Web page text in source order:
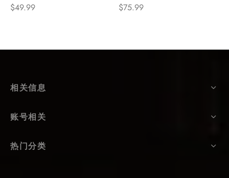
$49.99
$75.99
相关信息
账号相关
热门分类